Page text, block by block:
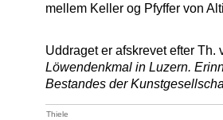
mellem Keller og Pfyffer von
Uddraget er afskrevet efter Th.
Löwendenkmal in Luzern.
Bestandes der
Thiele